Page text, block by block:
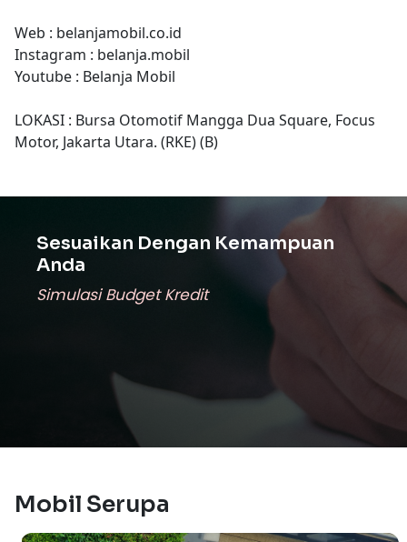
Web : belanjamobil.co.id
Instagram : belanja.mobil
Youtube : Belanja Mobil
LOKASI : Bursa Otomotif Mangga Dua Square, Focus
Motor, Jakarta Utara. (RKE) (B)
Sesuaikan Dengan Kemampuan
Anda
Simulasi Budget Kredit
Mobil Serupa